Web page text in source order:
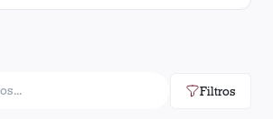
Filtros